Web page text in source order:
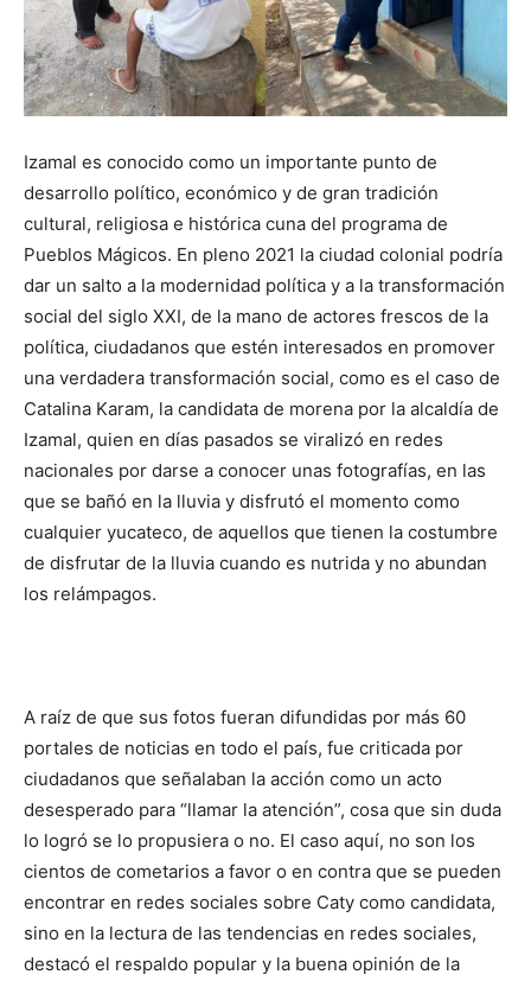
Izamal es conocido como un importante punto de
desarrollo político, económico y de gran tradición
cultural, religiosa e histórica cuna del programa de
Pueblos Mágicos. En pleno 2021 la ciudad colonial podría
dar un salto a la modernidad política y a la transformación
social del siglo XXI, de la mano de actores frescos de la
política, ciudadanos que estén interesados en promover
una verdadera transformación social, como es el caso de
Catalina Karam, la candidata de morena por la alcaldía de
Izamal, quien en días pasados se viralizó en redes
nacionales por darse a conocer unas fotografías, en las
que se bañó en la lluvia y disfrutó el momento como
cualquier yucateco, de aquellos que tienen la costumbre
de disfrutar de la lluvia cuando es nutrida y no abundan
los relámpagos.
A raíz de que sus fotos fueran difundidas por más 60
portales de noticias en todo el país, fue criticada por
ciudadanos que señalaban la acción como un acto
desesperado para “llamar la atención”, cosa que sin duda
lo logró se lo propusiera o no. El caso aquí, no son los
cientos de cometarios a favor o en contra que se pueden
encontrar en redes sociales sobre Caty como candidata,
sino en la lectura de las tendencias en redes sociales,
destacó el respaldo popular y la buena opinión de la